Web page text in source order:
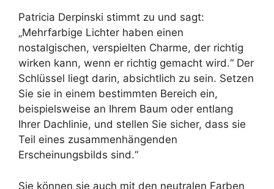
Patricia Derpinski stimmt zu und sagt:
„Mehrfarbige Lichter haben einen
nostalgischen, verspielten Charme, der richtig
wirken kann, wenn er richtig gemacht wird.“ Der
Schlüssel liegt darin, absichtlich zu sein. Setzen
Sie sie in einem bestimmten Bereich ein,
beispielsweise an Ihrem Baum oder entlang
Ihrer Dachlinie, und stellen Sie sicher, dass sie
Teil eines zusammenhängenden
Erscheinungsbilds sind.“
Sie können sie auch mit den neutralen Farben